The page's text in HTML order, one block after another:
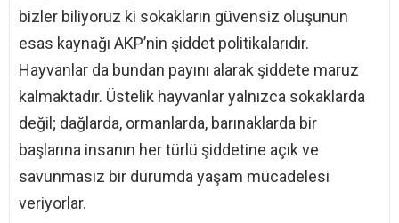
bizler biliyoruz ki sokakların güvensiz oluşunun
esas kaynağı AKP’nin şiddet politikalarıdır.
Hayvanlar da bundan payını alarak şiddete maruz
kalmaktadır. Üstelik hayvanlar yalnızca sokaklarda
değil; dağlarda, ormanlarda, barınaklarda bir
başlarına insanın her türlü şiddetine açık ve
savunmasız bir durumda yaşam mücadelesi
veriyorlar.